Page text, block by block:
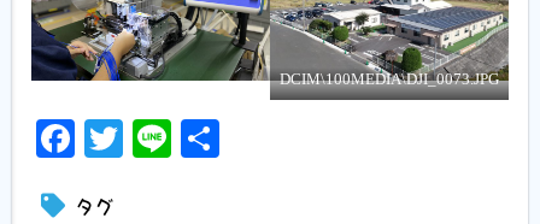
DCIM\100MEDIA\DJI_0073.JPG
Facebook
Twitter
Line
タグ